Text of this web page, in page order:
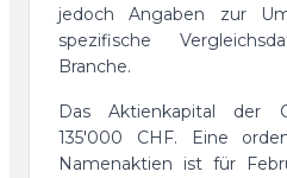
jedoch Angaben zur
spezifische
Branche.
Das Aktienkapital der
135'000 CHF. Eine
Namenaktien ist für